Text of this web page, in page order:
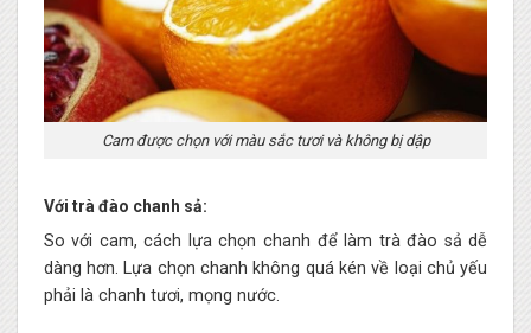
Cam được chọn với màu sắc tươi và không bị dập
Với trà đào chanh sả:
So với cam, cách lựa chọn chanh để làm trà đào sả dễ
dàng hơn. Lựa chọn chanh không quá kén về loại chủ yếu
phải là chanh tươi, mọng nước.